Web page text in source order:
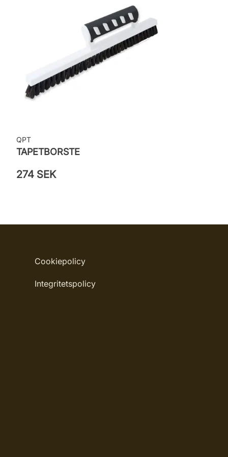
QPT
TAPETBORSTE
274 SEK
Cookiepolicy
Integritetspolicy